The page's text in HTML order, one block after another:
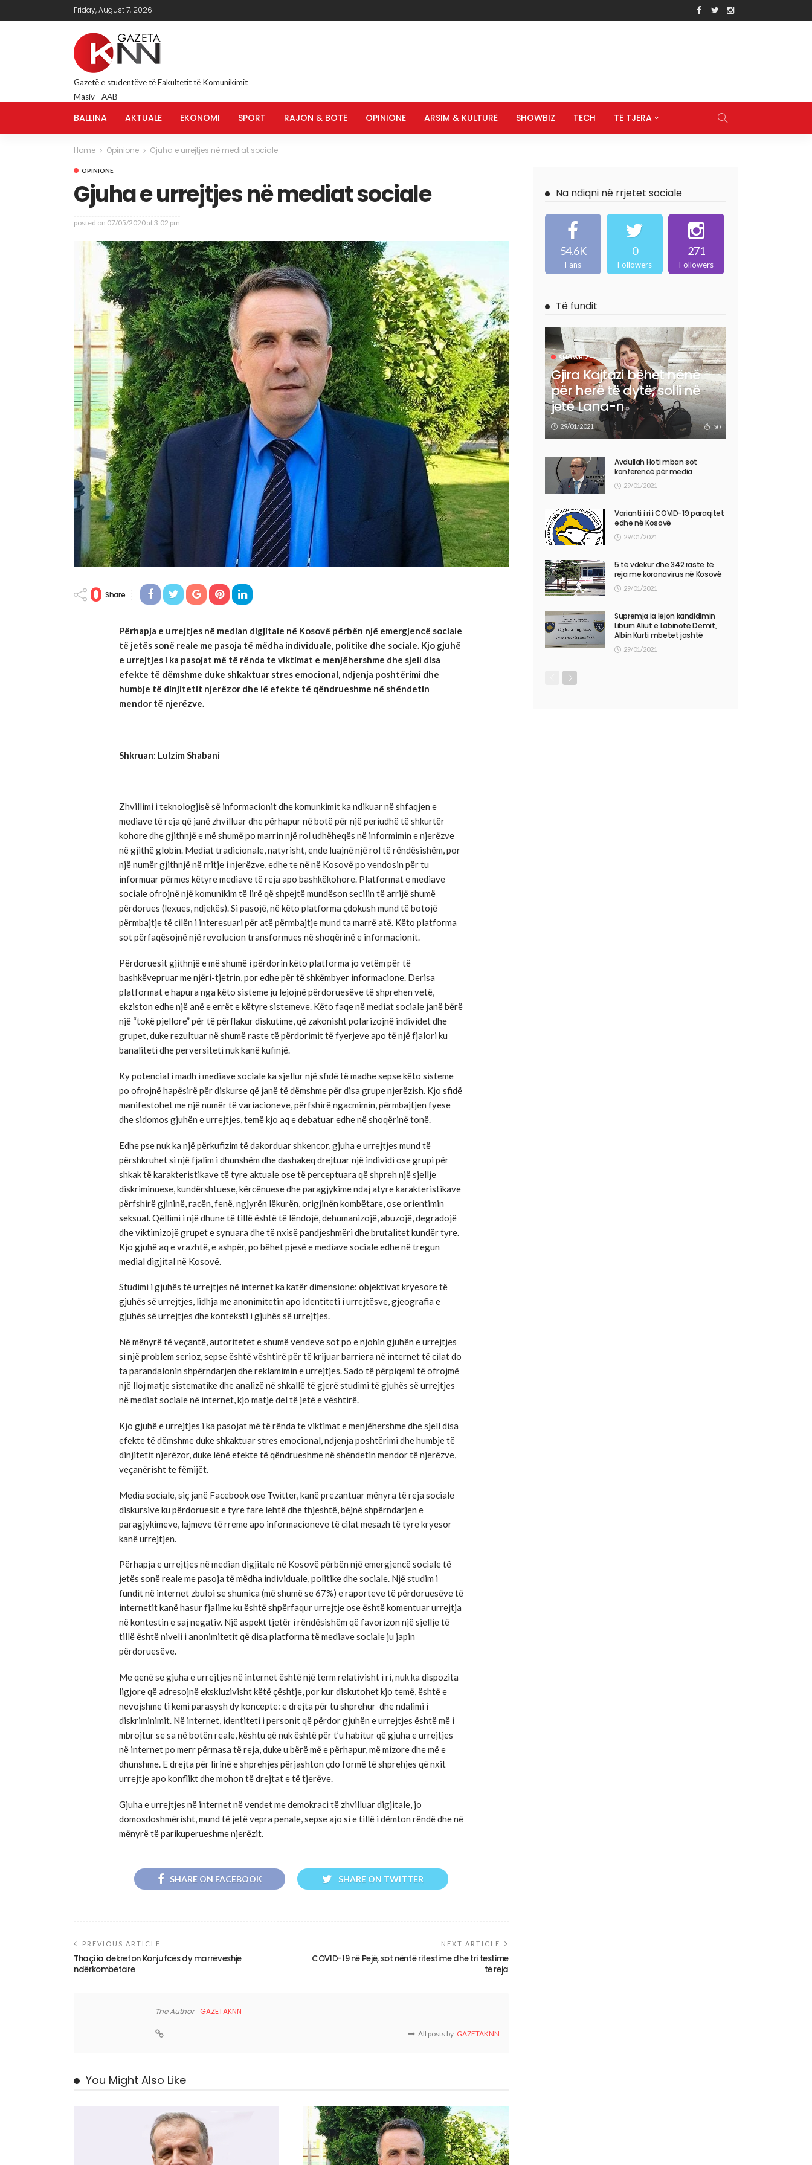
Friday, August 7, 2026
Gazetë e studentëve të Fakultetit të Komunikimit
Masiv - AAB
BALLINA AKTUALE EKONOMI SPORT RAJON & BOTË OPINIONE ARSIM & KULTURË SHOWBIZ TECH TË TJERA
Home Opinione Gjuha e urrejtjes në mediat sociale
OPINIONE
Gjuha e urrejtjes në mediat sociale
posted on 07/05/2020 at 3:02 pm
0 Share
Përhapja e urrejtjes në median digjitale në Kosovë përbën një emergjencë sociale
të jetës sonë reale me pasoja të mëdha individuale, politike dhe sociale. Kjo gjuhë
e urrejtjes i ka pasojat më të rënda te viktimat e menjëhershme dhe sjell disa
efekte të dëmshme duke shkaktuar stres emocional, ndjenja poshtërimi dhe
humbje të dinjitetit njerëzor dhe lë efekte të qëndrueshme në shëndetin
mendor të njerëzve.
Shkruan: Lulzim Shabani
Zhvillimi i teknologjisë së informacionit dhe komunkimit ka ndikuar në shfaqjen e
mediave të reja që janë zhvilluar dhe përhapur në botë për një periudhë të shkurtër
kohore dhe gjithnjë e më shumë po marrin një rol udhëheqës në informimin e njerëzve
në gjithë globin. Mediat tradicionale, natyrisht, ende luajnë një rol të rëndësishëm, por
një numër gjithnjë në rritje i njerëzve, edhe te në në Kosovë po vendosin për tu
informuar përmes këtyre mediave të reja apo bashkëkohore. Platformat e mediave
sociale ofrojnë një komunikim të lirë që shpejtë mundëson secilin të arrijë shumë
përdorues (lexues, ndjekës). Si pasojë, në këto platforma çdokush mund të botojë
përmbajtje të cilën i interesuari për atë përmbajtje mund ta marrë atë. Këto platforma
sot përfaqësojnë një revolucion transformues në shoqërinë e informacionit.
Përdoruesit gjithnjë e më shumë i përdorin këto platforma jo vetëm për të
bashkëvepruar me njëri-tjetrin, por edhe për të shkëmbyer informacione. Derisa
platformat e hapura nga këto sisteme ju lejojnë përdoruesëve të shprehen vetë,
ekziston edhe një anë e errët e këtyre sistemeve. Këto faqe në mediat sociale janë bërë
një “tokë pjellore” për të përflakur diskutime, që zakonisht polarizojnë individet dhe
grupet, duke rezultuar në shumë raste të përdorimit të fyerjeve apo të një fjalori ku
banaliteti dhe perversiteti nuk kanë kufinjë.
Ky potencial i madh i mediave sociale ka sjellur një sfidë të madhe sepse këto sisteme
po ofrojnë hapësirë ​​për diskurse që janë të dëmshme për disa grupe njerëzish. Kjo sfidë
manifestohet me një numër të variacioneve, përfshirë ngacmimin, përmbajtjen fyese
dhe sidomos gjuhën e urrejtjes, temë kjo aq e debatuar edhe në shoqërinë tonë.
Edhe pse nuk ka një përkufizim të dakorduar shkencor, gjuha e urrejtjes mund të
përshkruhet si një fjalim i dhunshëm dhe dashakeq drejtuar një individi ose grupi për
shkak të karakteristikave të tyre aktuale ose të perceptuara që shpreh një sjellje
diskriminuese, kundërshtuese, kërcënuese dhe paragjykime ndaj atyre karakteristikave
përfshirë gjininë, racën, fenë, ngjyrën lëkurën, origjinën kombëtare, ose orientimin
seksual. Qëllimi i një dhune të tillë është të lëndojë, dehumanizojë, abuzojë, degradojë
dhe viktimizojë grupet e synuara dhe të nxisë pandjeshmëri dhe brutalitet kundër tyre.
Kjo gjuhë aq e vrazhtë, e ashpër, po bëhet pjesë e mediave sociale edhe në tregun
medial digjital në Kosovë.
Studimi i gjuhës të urrejtjes në internet ka katër dimensione: objektivat kryesore të
gjuhës së urrejtjes, lidhja me anonimitetin apo identiteti i urrejtësve, gjeografia e
gjuhës së urrejtjes dhe konteksti i gjuhës së urrejtjes.
Në mënyrë të veçantë, autoritetet e shumë vendeve sot po e njohin gjuhën e urrejtjes
si një problem serioz, sepse është vështirë për të krijuar barriera në internet të cilat do
ta parandalonin shpërndarjen dhe reklamimin e urrejtjes. Sado të përpiqemi të ofrojmë
një lloj matje sistematike dhe analizë në shkallë të gjerë studimi të gjuhës së urrejtjes
në mediat sociale në internet, kjo matje del të jetë e vështirë.
Kjo gjuhë e urrejtjes i ka pasojat më të rënda te viktimat e menjëhershme dhe sjell disa
efekte të dëmshme duke shkaktuar stres emocional, ndjenja poshtërimi dhe humbje të
dinjitetit njerëzor, duke lënë efekte të qëndrueshme në shëndetin mendor të njerëzve,
veçanërisht te fëmijët.
Media sociale, siç janë Facebook ose Twitter, kanë prezantuar mënyra të reja sociale
diskursive ku përdoruesit e tyre fare lehtë dhe thjeshtë, bëjnë shpërndarjen e
paragjykimeve, lajmeve të rreme apo informacioneve të cilat mesazh të tyre kryesor
kanë urrejtjen.
Përhapja e urrejtjes në median digjitale në Kosovë përbën një emergjencë sociale të
jetës sonë reale me pasoja të mëdha individuale, politike dhe sociale. Një studim i
fundit në internet zbuloi se shumica (më shumë se 67%) e raporteve të përdoruesëve të
internetit kanë hasur fjalime ku është shpërfaqur urrejtje ose është komentuar urrejtja
në kontestin e saj negativ. Një aspekt tjetër i rëndësishëm që favorizon një sjellje të
tillë është niveli i anonimitetit që disa platforma të mediave sociale ju japin
përdoruesëve.
Me qenë se gjuha e urrejtjes në internet është një term relativisht i ri, nuk ka dispozita
ligjore që adresojnë ekskluzivisht këtë çështje, por kur diskutohet kjo temë, është e
nevojshme ti kemi parasysh dy koncepte: e drejta për tu shprehur dhe ndalimi i
diskriminimit. Në internet, identiteti i personit që përdor gjuhën e urrejtjes është më i
mbrojtur se sa në botën reale, kështu që nuk është për t’u habitur që gjuha e urrejtjes
në internet po merr përmasa të reja, duke u bërë më e përhapur, më mizore dhe më e
dhunshme. E drejta për lirinë e shprehjes përjashton çdo formë të shprehjes që nxit
urrejtje apo konflikt dhe mohon të drejtat e të tjerëve.
Gjuha e urrejtjes në internet në vendet me demokraci të zhvilluar digjitale, jo
domosdoshmërisht, mund të jetë vepra penale, sepse ajo si e tillë i dëmton rëndë dhe në
mënyrë të parikuperueshme njerëzit.
SHARE ON FACEBOOK SHARE ON TWITTER
PREVIOUS ARTICLE
Thaçi ia dekreton Konjufcës dy marrëveshje
ndërkombëtare
NEXT ARTICLE
COVID-19 në Pejë, sot nëntë ritestime dhe tri testime
të reja
The Author GAZETAKNN
All posts by GAZETAKNN
You Might Also Like
Na ndiqni në rrjetet sociale
54.6K
Fans
0
Followers
271
Followers
Të fundit
SHOWBIZ
Gjira Kajtazi bëhet nënë
për herë të dytë, solli në
jetë Lana-n
29/01/2021 50
Avdullah Hoti mban sot
konferencë për media
29/01/2021
Varianti i ri i COVID-19 paraqitet
edhe në Kosovë
29/01/2021
5 të vdekur dhe 342 raste të
reja me koronavirus në Kosovë
29/01/2021
Supremja ia lejon kandidimin
Liburn Aliut e Labinotë Demit,
Albin Kurti mbetet jashtë
29/01/2021